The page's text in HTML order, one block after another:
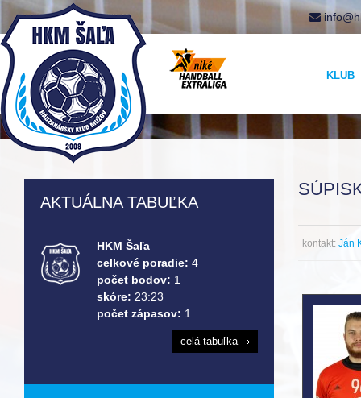
KLUB
kontakt: Ján
AKTUÁLNA TABUĽKA
HKM Šaľa
celkové poradie: 4
počet bodov: 1
skóre: 23:23
počet zápasov: 1
celá tabuľka